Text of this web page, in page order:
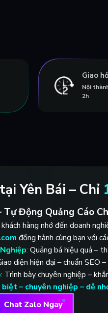
Giao
Nội
2h
Yên Bái – Chỉ
Động Quảng Cáo
hàng nhớ đến doanh
đồng hành cùng bạn với
: Quảng bá hiệu quả –
diện hiện đại – chuẩn SEO
: Trình bày chuyên nghiệp –
biệt – chuyên nghiệp – dễ
Chat Zalo Ngay